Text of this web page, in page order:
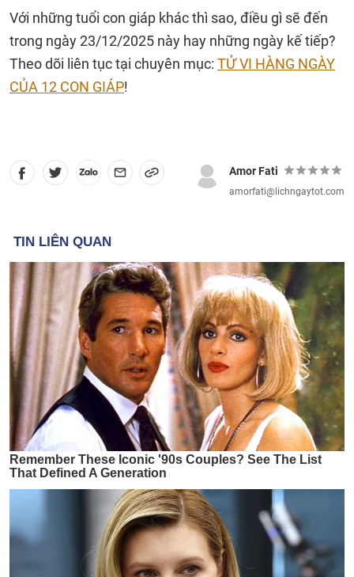
Với những tuổi con giáp khác thì sao, điều gì sẽ đến
trong ngày 23/12/2025 này hay những ngày kế tiếp?
Theo dõi liên tục tại chuyên mục: TỬ VI HÀNG NGÀY
CỦA 12 CON GIÁP!
Amor Fati
amorfati@lichngaytot.com